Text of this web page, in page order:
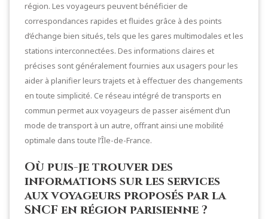
région. Les voyageurs peuvent bénéficier de
correspondances rapides et fluides grâce à des points
d’échange bien situés, tels que les gares multimodales et les
stations interconnectées. Des informations claires et
précises sont généralement fournies aux usagers pour les
aider à planifier leurs trajets et à effectuer des changements
en toute simplicité. Ce réseau intégré de transports en
commun permet aux voyageurs de passer aisément d’un
mode de transport à un autre, offrant ainsi une mobilité
optimale dans toute l’Île-de-France.
Où puis-je trouver des
informations sur les services
aux voyageurs proposés par la
SNCF en région parisienne ?